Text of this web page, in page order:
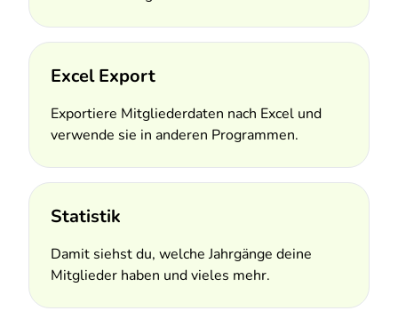
Excel Export
Exportiere Mitgliederdaten nach Excel und
verwende sie in anderen Programmen.
Statistik
Damit siehst du, welche Jahrgänge deine
Mitglieder haben und vieles mehr.